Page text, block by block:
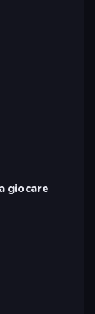
giocare